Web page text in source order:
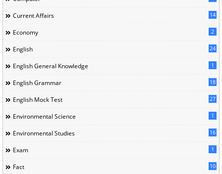
Current Affairs 14
Economy 2
English 24
English General Knowledge 1
English Grammar 18
English Mock Test 27
Environmental Science 1
Environmental Studies 16
Exam 1
Fact 10